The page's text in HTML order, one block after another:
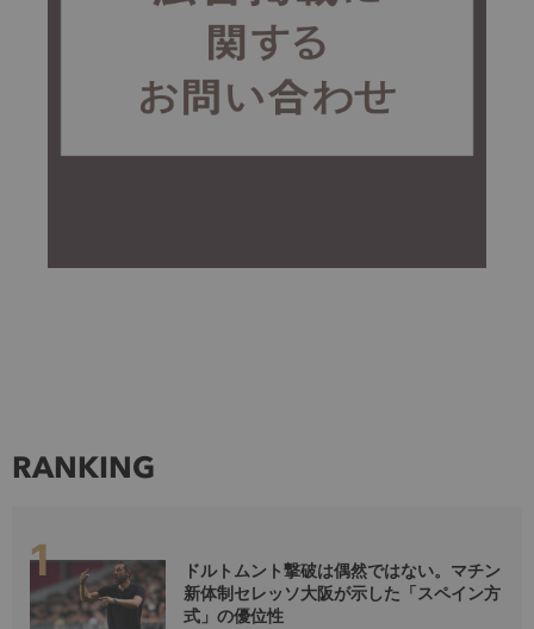
RANKING
ドルトムント撃破は偶然ではない。マチン
新体制セレッソ大阪が示した「スペイン方
式」の優位性